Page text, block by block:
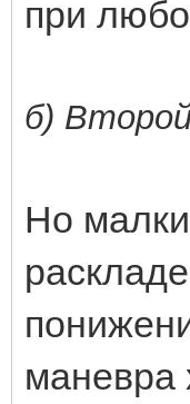
при
б)
Но
маневра